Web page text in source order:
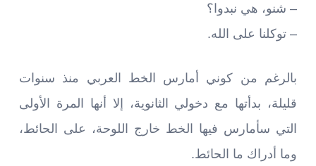
– شنو، هي نبدوا؟
– توكلنا على الله.
بالرغم من كوني أمارس الخط العربي منذ سنوات
قليلة، بدأتها مع دخولي الثانوية، إلا أنها المرة الأولى
التي سأمارس فيها الخط خارج اللوحة، على الحائط،
وما أدراك ما الحائط.